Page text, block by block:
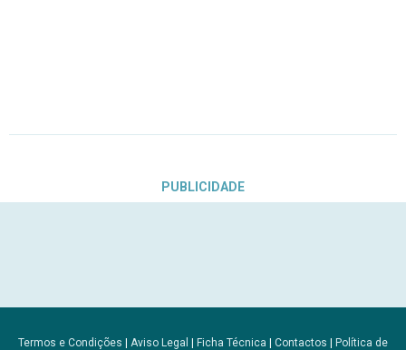
PUBLICIDADE
Termos e Condições | Aviso Legal | Ficha Técnica | Contactos | Política de